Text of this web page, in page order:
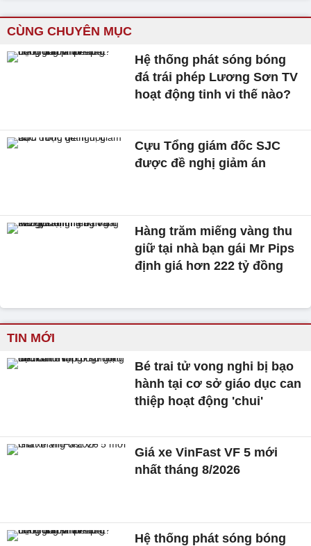
CÙNG CHUYÊN MỤC
Hệ thống phát sóng bóng
đá trái phép Lương Sơn TV
hoạt động tinh vi thế nào?
Cựu Tổng giám đốc SJC
được đề nghị giảm án
Hàng trăm miếng vàng thu
giữ tại nhà bạn gái Mr Pips
định giá hơn 222 tỷ đồng
TIN MỚI
Bé trai tử vong nghi bị bạo
hành tại cơ sở giáo dục can
thiệp hoạt động 'chui'
Giá xe VinFast VF 5 mới
nhất tháng 8/2026
Hệ thống phát sóng bóng